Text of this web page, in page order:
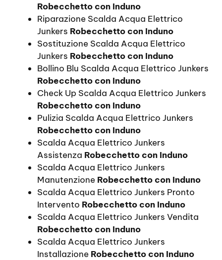
Robecchetto con Induno
Riparazione Scalda Acqua Elettrico
Junkers Robecchetto con Induno
Sostituzione Scalda Acqua Elettrico
Junkers Robecchetto con Induno
Bollino Blu Scalda Acqua Elettrico Junkers
Robecchetto con Induno
Check Up Scalda Acqua Elettrico Junkers
Robecchetto con Induno
Pulizia Scalda Acqua Elettrico Junkers
Robecchetto con Induno
Scalda Acqua Elettrico Junkers
Assistenza Robecchetto con Induno
Scalda Acqua Elettrico Junkers
Manutenzione Robecchetto con Induno
Scalda Acqua Elettrico Junkers Pronto
Intervento Robecchetto con Induno
Scalda Acqua Elettrico Junkers Vendita
Robecchetto con Induno
Scalda Acqua Elettrico Junkers
Installazione Robecchetto con Induno